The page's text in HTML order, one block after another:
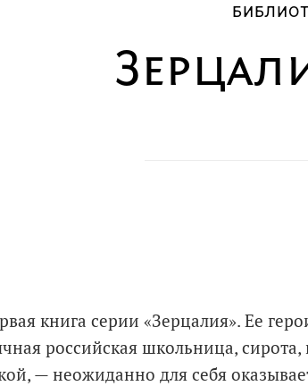
книга серии «Зерцалия». Ее
российская школьница, сирота,
— неожиданно для себя